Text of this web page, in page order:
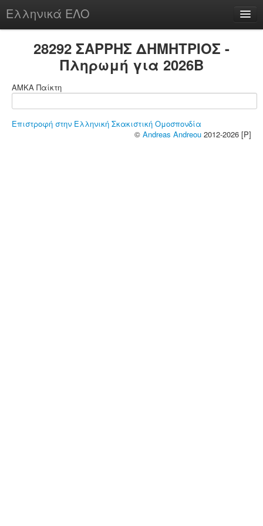
Ελληνικά ΕΛΟ
chesstu.be @ discord
28292 ΣΑΡΡΗΣ ΔΗΜΗΤΡΙΟΣ -
Πληρωμή για 2026B
ΑΜΚΑ Παίκτη
Επιστροφή στην Ελληνική Σκακιστική Ομοσπονδία
© Andreas Andreou 2012-2026 [P]